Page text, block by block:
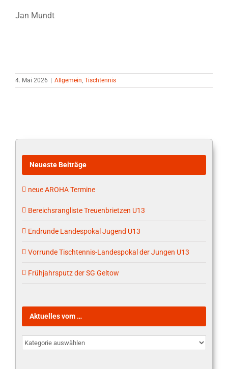
Jan Mundt
4. Mai 2026 Allgemein, Tischtennis
Neueste Beiträge
neue AROHA Termine
Bereichsrangliste Treuenbrietzen U13
Endrunde Landespokal Jugend U13
Vorrunde Tischtennis-Landespokal der Jungen U13
Frühjahrsputz der SG Geltow
Aktuelles vom …
Aktuelles
vom